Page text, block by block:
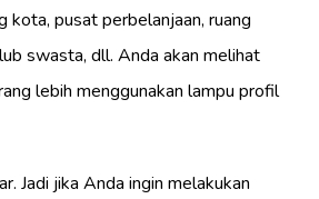
kota, pusat perbelanjaan, ruang
swasta, dll. Anda akan melihat
lebih menggunakan lampu profil
Jadi jika Anda ingin melakukan